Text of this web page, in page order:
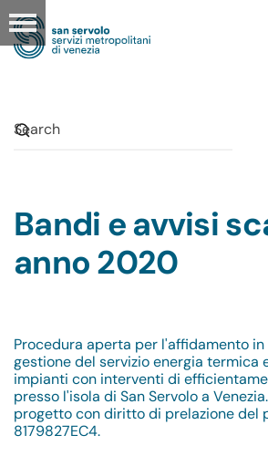
Skip to main content
Bandi e avvisi
anno 2020
Procedura aperta per l'affidamento
gestione del servizio energia termica
impianti con interventi di
presso l'isola di San Servolo a
progetto con diritto di prelazione del
8179827EC4.